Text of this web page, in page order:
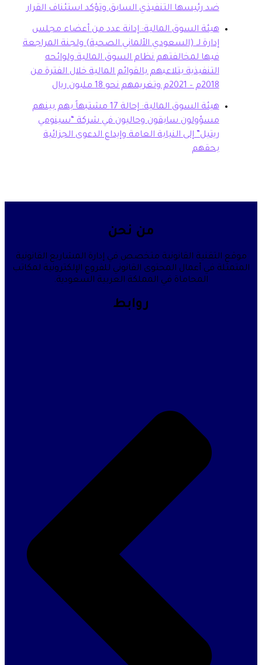
رئيسها التنفيذي السابق وتؤكد استئناف القرار
السوق المالية: إدانة عدد من أعضاء مجلس
لـ (السعودي الألماني الصحية) ولجنة المراجعة
لمخالفتهم نظام السوق المالية ولوائحه
بتلاعبهم بالقوائم المالية خلال الفترة من
هيئة السوق المالية: إحالة 17 مشتبهاً بهم بينهم
سابقون وحاليون في شركة “سينومي
إلى النيابة العامة وإيداع الدعوى الجزائية
القانونية متخصص في إدارة المشاريع القانونية
أعمال المحتوى القانوني للفروع الإلكترونية لمكاتب
المحاماة في المملكة العربية السعودية.